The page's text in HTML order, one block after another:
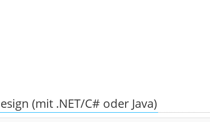
(mit .NET/C# oder Java)